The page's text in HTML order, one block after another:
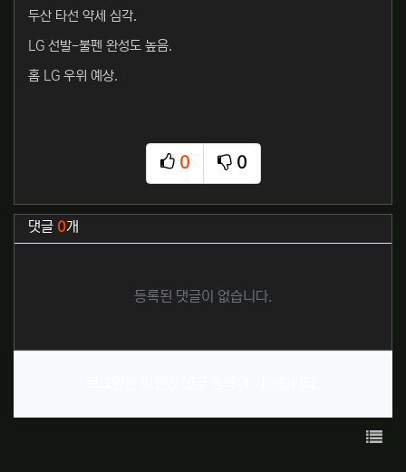
두산 타선 약세 심각.
LG 선발-불펜 완성도 높음.
홈 LG 우위 예상.
0
추천
0
비추천
관련자료
댓글 0개
등록된 댓글이 없습니다.
목록